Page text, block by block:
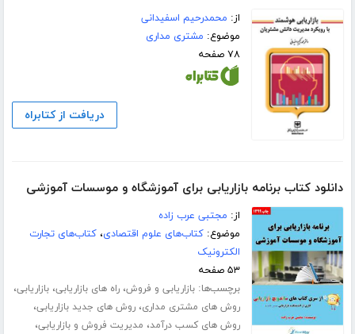
از: محمدرحیم اسفیدانی
موضوع: مشتری مداری
۷۸ صفحه
دریافت از کتابراه
دانلود کتاب برنامه بازاریابی برای آموزشگاه و موسسات آموزشی
از: مجتبی عرب زاده
موضوع:کتاب‌های علوم اقتصادی،کتاب‌های تجارت
الکترونیک
۵۳ صفحه
برچسب‌ها:بازاریابی و فروش،راه های بازاریابی،بازاریابی،
روش های مشتری مداری،روش های جدید بازاریابی،
روش های کسب درآمد، مدیریت فروش و بازاریابی،